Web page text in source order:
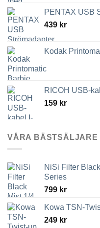
PENTAX USB
439 kr
Kodak
RICOH USB-
159 kr
VÅRA BÄSTSÄLJARE
NiSi Filter
Series
799 kr
Kowa TSN-
249 kr